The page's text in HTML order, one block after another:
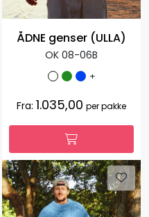
ÅDNE genser (ULLA)
OK 08-06B
+
Fra: 1.035,00 per pakke